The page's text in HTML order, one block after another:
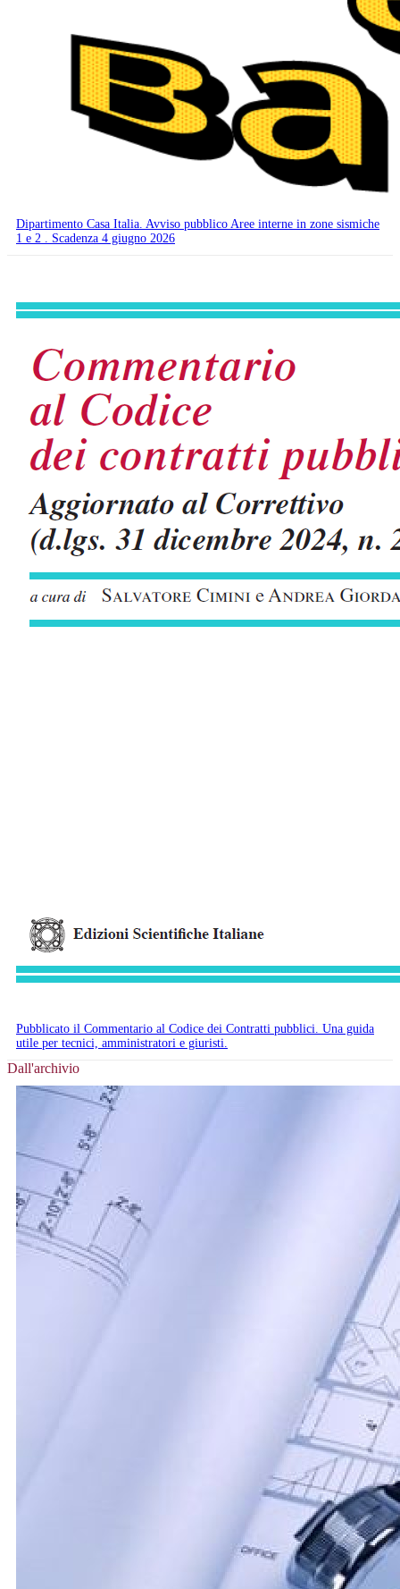
Dipartimento Casa Italia. Avviso pubblico Aree interne in zone sismiche
1 e 2 . Scadenza 4 giugno 2026
Pubblicato il Commentario al Codice dei Contratti pubblici. Una guida
utile per tecnici, amministratori e giuristi.
Dall'archivio